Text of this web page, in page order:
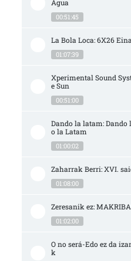
Agua
00:51:45
La Bola Loca: 6X26
01:07:39
Xperimental Sound
e Sun
00:51:00
Dando la latam: Dando
o la Latam
01:00:02
Zaharrak Berri: XVI.
01:08:00
Zeresanik ez:
01:02:00
O no será-Edo ez da
k